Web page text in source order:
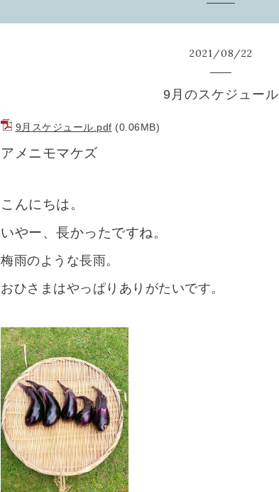
2021/08/22
9月のスケジュール
9月スケジュール.pdf (0.06MB)
アメニモマケズ
こんにちは。
いやー、長かったですね。
梅雨のような長雨。
おひさまはやっぱりありがたいです。